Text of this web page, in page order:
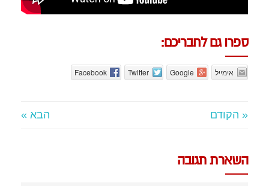
ספרו גם לחבריכם:
אימייל Google
Twitter
Facebook
« הקודם הבא »
השארת תגובה